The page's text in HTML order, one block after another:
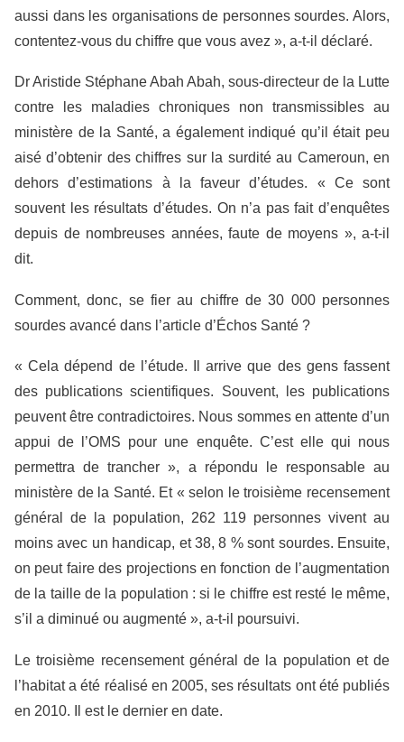
aussi dans les organisations de personnes sourdes. Alors,
contentez-vous du chiffre que vous avez », a-t-il déclaré.
Dr Aristide Stéphane Abah Abah, sous-directeur de la Lutte
contre les maladies chroniques non transmissibles au
ministère de la Santé, a également indiqué qu’il était peu
aisé d’obtenir des chiffres sur la surdité au Cameroun, en
dehors d’estimations à la faveur d’études. « Ce sont
souvent les résultats d’études. On n’a pas fait d’enquêtes
depuis de nombreuses années, faute de moyens », a-t-il
dit.
Comment, donc, se fier au chiffre de 30 000 personnes
sourdes avancé dans l’article d’Échos Santé ?
« Cela dépend de l’étude. Il arrive que des gens fassent
des publications scientifiques. Souvent, les publications
peuvent être contradictoires. Nous sommes en attente d’un
appui de l’OMS pour une enquête. C’est elle qui nous
permettra de trancher », a répondu le responsable au
ministère de la Santé. Et « selon le troisième recensement
général de la population, 262 119 personnes vivent au
moins avec un handicap, et 38, 8 % sont sourdes. Ensuite,
on peut faire des projections en fonction de l’augmentation
de la taille de la population : si le chiffre est resté le même,
s’il a diminué ou augmenté », a-t-il poursuivi.
Le troisième recensement général de la population et de
l’habitat a été réalisé en 2005, ses résultats ont été publiés
en 2010. Il est le dernier en date.